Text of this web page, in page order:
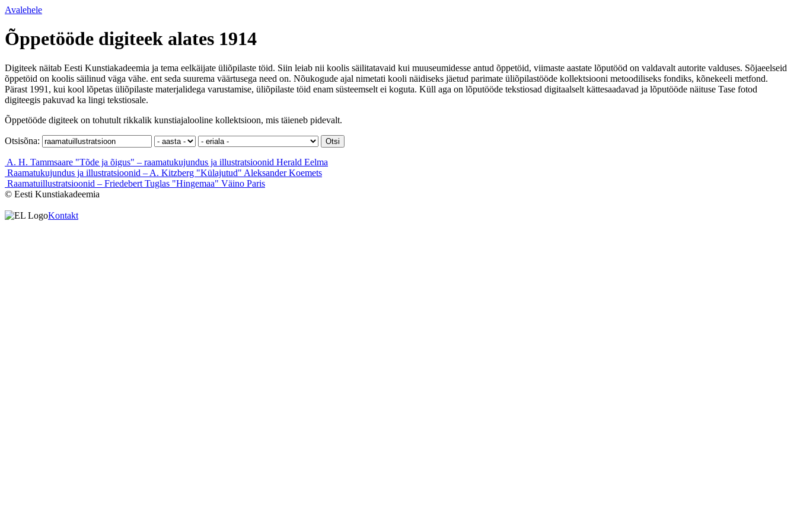
Avalehele
Õppetööde digiteek alates 1914
Digiteek näitab Eesti Kunstiakadeemia ja tema eelkäijate üliõpilaste töid. Siin leiab nii koolis säilitatavaid kui muuseumidesse antud õppetöid, viimaste aastate lõputööd on valdavalt autorite valduses. Sõjaeelseid
õppetöid on koolis säilinud väga vähe. ent seda suurema väärtusega need on. Nõukogude ajal nimetati kooli näidiseks jäetud parimate üliõpilastööde kollektsiooni metoodiliseks fondiks, kõnekeeli metfond.
Pärast 1991, kui kool lõpetas üliõpilaste materjalidega varustamise, üliõpilaste töid enam süsteemselt ei koguta. Küll aga on lõputööde tekstiosad digitaalselt kättesaadavad ja lõputööde näituse Tase fotod
digiteegis pakuvad ka lingi tekstiosale.
Õppetööde digiteek on tohutult rikkalik kunstiajalooline kollektsioon, mis täieneb pidevalt.
Otsisõna:
A. H. Tammsaare "Tõde ja õigus" – raamatukujundus ja illustratsioonid Herald Eelma
Raamatukujundus ja illustratsioonid – A. Kitzberg "Külajutud" Aleksander Koemets
Raamatuillustratsioonid – Friedebert Tuglas "Hingemaa" Väino Paris
© Eesti Kunstiakadeemia
Kontakt